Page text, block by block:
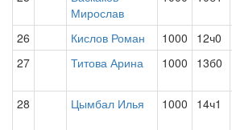
Мирослав
26 Кислов Роман 1000 12ч0
27
Титова Арина 1000 13б0
28 Цымбал Илья 1000 14ч1